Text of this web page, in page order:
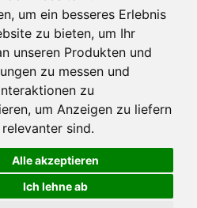
, um ein besseres Erlebnis
zu bieten, um Ihr
unseren Produkten und
zu messen und
zu
, um Anzeigen zu liefern
sind.
Alle akzeptieren
Ich lehne ab